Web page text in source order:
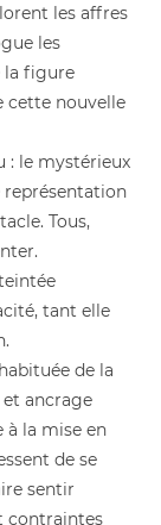
les affres
les
la figure
cette nouvelle
: le mystérieux
Tous,
tant elle
de la
ancrage
la mise en
de se
sentir
contraintes